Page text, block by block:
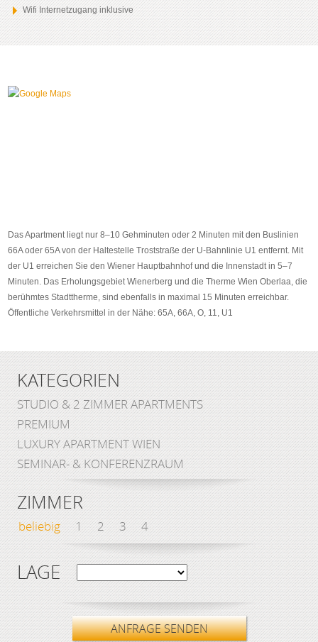
Wifi Internetzugang inklusive
Das Apartment liegt nur 8–10 Gehminuten oder 2 Minuten mit den Buslinien
66A oder 65A von der Haltestelle Troststraße der U-Bahnlinie U1 entfernt. Mit
der U1 erreichen Sie den Wiener Hauptbahnhof und die Innenstadt in 5–7
Minuten. Das Erholungsgebiet Wienerberg und die Therme Wien Oberlaa, die
berühmtes Stadttherme, sind ebenfalls in maximal 15 Minuten erreichbar.
Öffentliche Verkehrsmittel in der Nähe: 65A, 66A, O, 11, U1
KATEGORIEN
STUDIO & 2 ZIMMER APARTMENTS
PREMIUM
LUXURY APARTMENT WIEN
SEMINAR- & KONFERENZRAUM
ZIMMER
beliebig 1 2 3 4
LAGE
ANFRAGE SENDEN